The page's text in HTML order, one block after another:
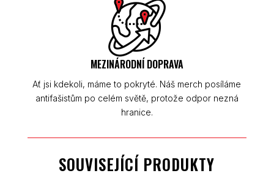
MEZINÁRODNÍ DOPRAVA
Ať jsi kdekoli, máme to pokryté. Náš merch posíláme
antifašistům po celém světě, protože odpor nezná
hranice.
SOUVISEJÍCÍ PRODUKTY